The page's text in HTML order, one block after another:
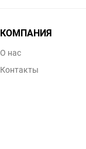
КОМПАНИЯ
О нас
Контакты